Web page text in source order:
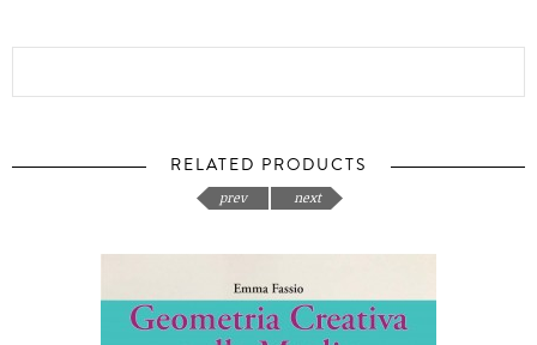
RELATED PRODUCTS
prev next